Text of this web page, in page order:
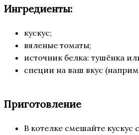
Ингредиенты:
кускус;
вяленые томаты;
источник белка: тушёнка
специи на ваш вкус
Приготовление
В котелке смешайте